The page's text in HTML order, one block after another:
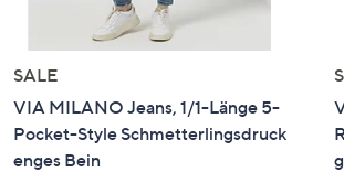
SALE
VIA MILANO Jeans, 1/1-Länge 5-
Pocket-Style Schmetterlingsdruck
enges Bein